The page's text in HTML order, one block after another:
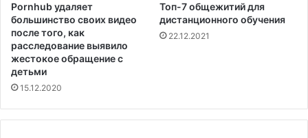
Pornhub удаляет
большинство своих видео
после того, как
расследование выявило
жестокое обращение с
детьми
15.12.2020
Топ-7 общежитий для
дистанционного обучения
22.12.2021